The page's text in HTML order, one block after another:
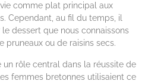
comme plat principal aux
Cependant, au fil du temps, il
dessert que nous connaissons
pruneaux ou de raisins secs.
un rôle central dans la réussite de
femmes bretonnes utilisaient ce